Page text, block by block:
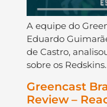
A equipe do
Eduardo
de Castro,
sobre os Redskins.
Greencast
Review –